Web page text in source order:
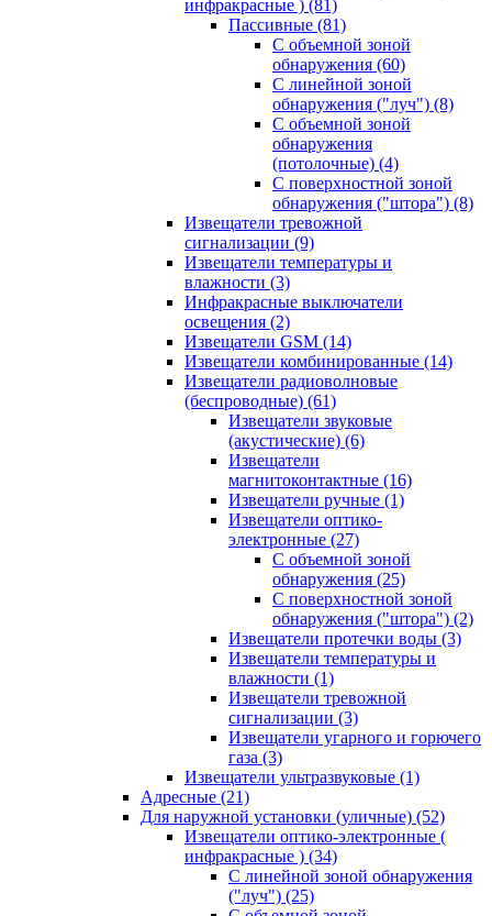
инфракрасные ) (81)
Пассивные (81)
С объемной зоной
обнаружения (60)
С линейной зоной
обнаружения ("луч") (8)
С объемной зоной
обнаружения
(потолочные) (4)
С поверхностной зоной
обнаружения ("штора") (8)
Извещатели тревожной
сигнализации (9)
Извещатели температуры и
влажности (3)
Инфракрасные выключатели
освещения (2)
Извещатели GSM (14)
Извещатели комбинированные (14)
Извещатели радиоволновые
(беспроводные) (61)
Извещатели звуковые
(акустические) (6)
Извещатели
магнитоконтактные (16)
Извещатели ручные (1)
Извещатели оптико-
электронные (27)
С объемной зоной
обнаружения (25)
С поверхностной зоной
обнаружения ("штора") (2)
Извещатели протечки воды (3)
Извещатели температуры и
влажности (1)
Извещатели тревожной
сигнализации (3)
Извещатели угарного и горючего
газа (3)
Извещатели ультразвуковые (1)
Адресные (21)
Для наружной установки (уличные) (52)
Извещатели оптико-электронные (
инфракрасные ) (34)
С линейной зоной обнаружения
("луч") (25)